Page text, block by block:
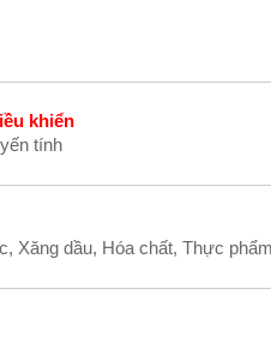
khiển
tính
Xăng dầu, Hóa chất, Thực